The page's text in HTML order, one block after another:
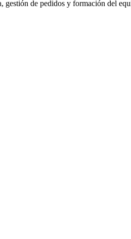
gestión de pedidos y formación del